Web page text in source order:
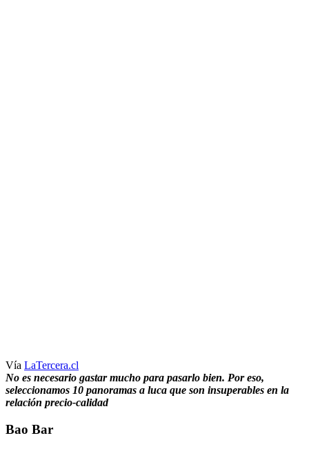
Vía LaTercera.cl
No es necesario gastar mucho para pasarlo bien. Por eso,
seleccionamos 10 panoramas a luca que son insuperables en la
relación precio-calidad
Bao Bar